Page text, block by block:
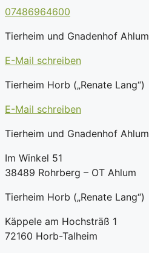
07486964600
Tierheim und Gnadenhof Ahlum
E-Mail schreiben
Tierheim Horb („Renate Lang“)
E-Mail schreiben
Tierheim und Gnadenhof Ahlum
Im Winkel 51
38489 Rohrberg – OT Ahlum
Tierheim Horb („Renate Lang“)
Käppele am Hochsträß 1
72160 Horb-Talheim